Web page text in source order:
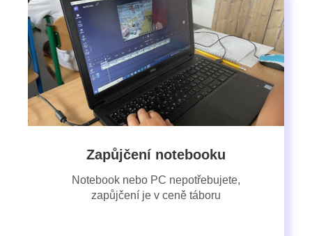
Zapůjčení notebooku
Notebook nebo PC nepotřebujete,
zapůjčení je v ceně táboru